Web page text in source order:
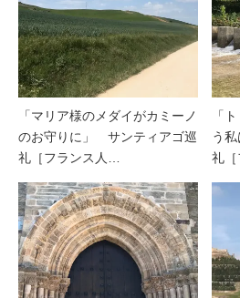
「マリア様のメダイがカミーノ
のお守りに」 サンティアゴ巡
礼［フランス人…
「
う
礼［